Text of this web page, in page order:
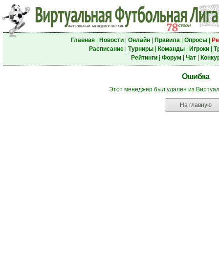
Главная| Новости| Онлайн| Правила| Опросы|
Расписание| Турниры| Команды| Игроки|
Рейтинги| Форум Чат|
Ошибка
Этот менеджер был удален из
На главную